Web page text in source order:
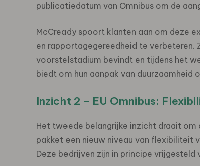
publicatiedatum van Omnibus om de
McCready spoort klanten aan om deze
en rapportagegereedheid te
voorstelstadium bevindt en tijdens het
biedt om hun aanpak van duurzaamheid
Inzicht 2 – EU Omnibus:
Het tweede belangrijke inzicht draait om
pakket een nieuw niveau van flexibiliteit
Deze bedrijven zijn in principe